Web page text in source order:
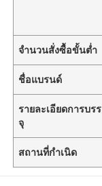
จำนวนสั่งซื้อขั้นต่ำ
ชื่อแบรนด์
รายละเอียดการบรร
จุ
สถานที่กำเนิด